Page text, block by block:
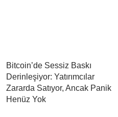
Bitcoin’de Sessiz Baskı
Derinleşiyor: Yatırımcılar
Zararda Satıyor, Ancak Panik
Henüz Yok